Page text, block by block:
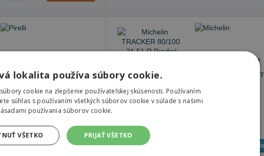
HARD
80/100 -21 51 R Predné
Sledovať naskladnenie
Michelin TRACKER
80/100 -21 51 R
Nie je skladom Sledovať
lokalita používa súbory cookie.
cookie na zlepšenie používateľskej skúsenosti. Používaním
súhlas s používaním všetkých súborov cookie v súlade s našimi
používania súborov cookie.
PRIJAŤ VŠETKO
VŠETKO